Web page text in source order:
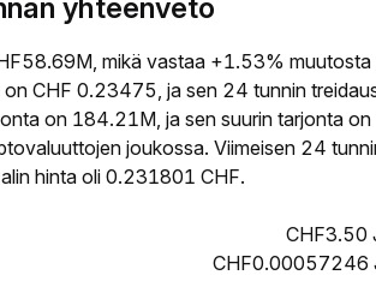
yhteenveto
mikä vastaa +1.53% muutosta
CHF 0.23475, ja sen 24 tunnin
on 184.21M, ja sen suurin tarjonta
joukossa. Viimeisen 24
hinta oli 0.231801 CHF.
CHF3.50
CHF0.00057246